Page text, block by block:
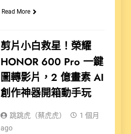
Read More
剪片小白救星！榮耀
HONOR 600 Pro 一鍵
圖轉影片，2 億畫素 AI
創作神器開箱動手玩
跳跳虎（蔡虎虎）
1 個月
ago